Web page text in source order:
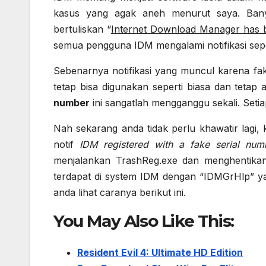
kasus yang agak aneh menurut saya.
bertuliskan “Internet Download Manager has
semua pengguna IDM mengalami notifikasi
Sebenarnya notifikasi yang muncul karena
tetap bisa digunakan seperti biasa dan
number ini sangatlah mengganggu sekali.
Nah sekarang anda tidak perlu khawatir lagi,
notif IDM registered with a fake serial
menjalankan TrashReg.exe dan
terdapat di system IDM dengan “IDMGrHlp”
anda lihat caranya berikut ini.
You May Also Like This:
Resident Evil 4: Ultimate HD Edition